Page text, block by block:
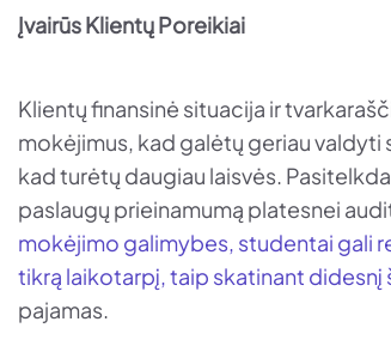
Įvairūs Klientų Poreikiai
Klientų finansinė situacija ir
mokėjimus, kad galėtų geriau
kad turėtų daugiau laisvės.
paslaugų prieinamumą platesnei
mokėjimo galimybes, studentai gali
tikrą laikotarpį, taip skatinant didesnį
pajamas.